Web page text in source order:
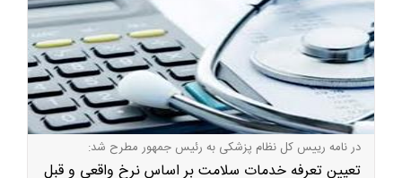
در نامه رییس کل نظام پزشکی به رئیس جمهور مطرح شد:
تعیین تعرفه خدمات سلامت بر اساس نرخ واقعی و قبل